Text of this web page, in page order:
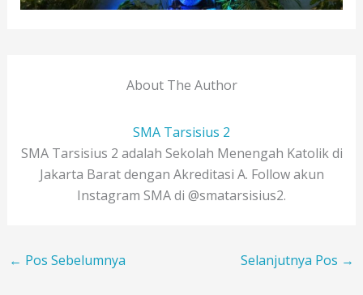
About The Author
SMA Tarsisius 2
SMA Tarsisius 2 adalah Sekolah Menengah Katolik di
Jakarta Barat dengan Akreditasi A. Follow akun
Instagram SMA di @smatarsisius2.
← Pos Sebelumnya Selanjutnya Pos →